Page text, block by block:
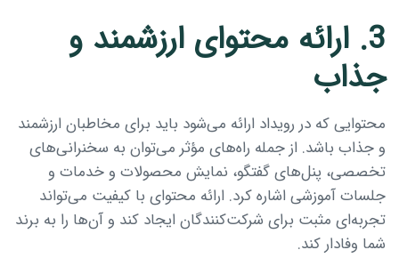
3. ارائه محتوای ارزشمند و
جذاب
محتوایی که در رویداد ارائه می‌شود باید برای مخاطبان ارزشمند
و جذاب باشد. از جمله راه‌های مؤثر می‌توان به سخنرانی‌های
تخصصی، پنل‌های گفتگو، نمایش محصولات و خدمات و
جلسات آموزشی اشاره کرد. ارائه محتوای با کیفیت می‌تواند
تجربه‌ای مثبت برای شرکت‌کنندگان ایجاد کند و آن‌ها را به برند
شما وفادار کند.